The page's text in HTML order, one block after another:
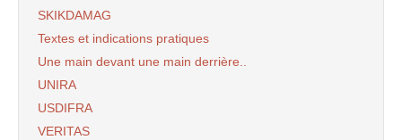
SKIKDAMAG
Textes et indications pratiques
Une main devant une main derrière..
UNIRA
USDIFRA
VERITAS